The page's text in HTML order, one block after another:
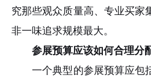
究那些观众质量高、专业买家
非一味追求规模最大。
参展预算应该如何合理分
一个典型的参展预算应包括